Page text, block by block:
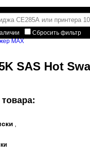
Сбросить фильтр
MAX
SAS Hot
,